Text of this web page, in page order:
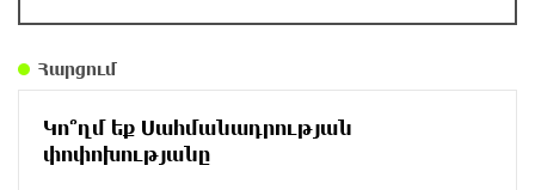
է հայտարարվել շոգի ալիքների պատճառով
Հարցում
Կո՞ղմ եք Սահմանադրության
փոփոխությանը